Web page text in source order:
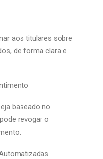
aos titulares sobre
de forma clara e
baseado no
revogar o